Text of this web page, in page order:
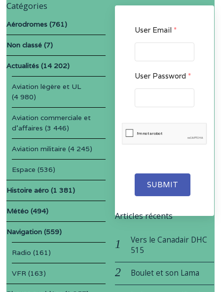
User Email *
User Password *
SUBMIT
Catégories
Aérodromes (761)
Non classé (7)
Actualités (14 202)
Aviation légère et UL
(4 980)
Aviation commerciale et
d'affaires (3 446)
Aviation militaire (4 245)
Espace (536)
Histoire aéro (1 381)
Météo (494)
Navigation (559)
Radio (161)
VFR (163)
Articles récents
Vers le Canadair DHC
515
Boulet et son Lama